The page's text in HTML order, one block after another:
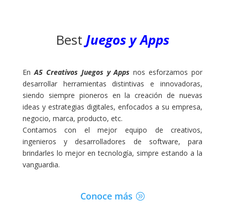
Best Juegos y Apps
EnA5 Creativos Juegos y Apps nos esforzamos por
desarrollar herramientas distintivas e innovadoras,
siendo siempre pioneros en la creación de nuevas
ideas y estrategias digitales, enfocados a su empresa,
negocio, marca, producto, etc.
Contamos con el mejor equipo de creativos,
ingenieros y desarrolladores de software, para
brindarles lo mejor en tecnología, simpre estando a la
vanguardia.
Conoce más